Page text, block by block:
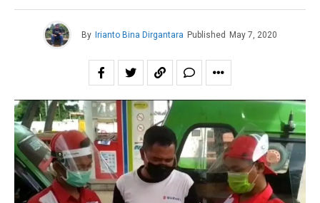
By Irianto Bina Dirgantara Published May 7, 2020